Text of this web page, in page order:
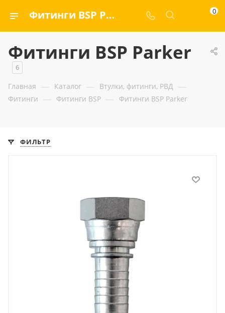
Фитинги BSP Parker — ООО «ГИДРАМАКС» 0
Фитинги BSP Parker
6
Главная — Каталог — Втулки, фитинги, РВД —
Фитинги — Фитинги BSP — Фитинги BSP Parker
ФИЛЬТР